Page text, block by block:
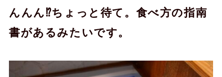
んんん⁉︎ちょっと待て。食べ方の指南
書があるみたいです。